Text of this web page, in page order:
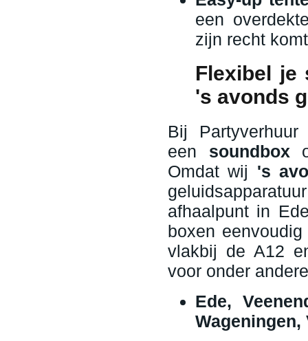
een
zijn recht
Flexibel je
's avonds
Bij
een soundbox
Omdat wij 's
afhaalpunt in
boxen
vlakbij de A12
voor onder
Ede,
Wageningen,